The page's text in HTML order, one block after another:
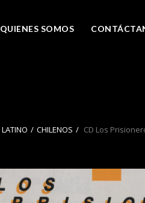
QUIENES SOMOS
LATINO CHILENOS CD Los